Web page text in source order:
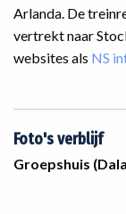
Arlanda. De
vertrekt naar
websites als NS
Foto's verblijf
Groepshuis